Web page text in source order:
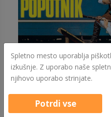
Spletno mesto uporablja
izkušnje. Z uporabo naše
njihovo uporabo strinjate.
Potrdi vse